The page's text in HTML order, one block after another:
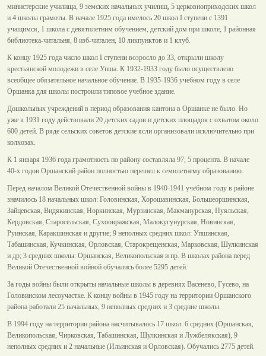
министерские училища, 9 земских начальных училищ, 5 церковноприходских школ
и 4 школы грамоты. В начале 1925 года имелось 20 школ I ступени с 1391
учащимся, 1 школа с девятилетним обучением, детский дом при школе, 1 районная
библиотека-читальня, 8 изб-читален, 10 ликпунктов и 1 клуб.
К концу 1925 года число школ I ступени возросло до 33, открыли школу
крестьянской молодежи в селе Упша. К 1932-1933 году было осуществлено
всеобщее обязательное начальное обучение. В 1935-1936 учебном году в селе
Оршанка для школы построили типовое учебное здание.
Дошкольных учреждений в период образования кантона в Оршанке не было. Но
уже в 1931 году действовали 20 детских садов и детских площадок с охватом около
600 детей. В ряде сельских советов детские ясли организовали исключительно при
колхозах.
К 1 января 1936 года грамотность по району составляла 97, 5 процента. В начале
40-х годов Оршанский район полностью перешел к семилетнему образованию.
Перед началом Великой Отечественной войны в 1940-1941 учебном году в районе
значилось 18 начальных школ: Головинская, Хорошавинская, Большеоршинская,
Зайцевская, Видякинская, Норкинская, Мурзинская, Макманурская, Пуяльская,
Кердовская, Старосельская, Сухоовражская, Малокугунурская, Новинская,
Руинская, Каракшинская и другие; 9 неполных средних школ: Упшинская,
Табашинская, Кучкинская, Орловская, Старокрещенская, Марковская, Шулкинская
и др; 3 средних школы: Оршанская, Великопольская и пр. В школах района перед
Великой Отечественной войной обучались более 5295 детей.
За годы войны были открыты начальные школы в деревнях Васенево, Гусево, на
Головинском лесоучастке. К концу войны в 1945 году на территории Оршанского
района работали 25 начальных, 9 неполных средних и 3 средние школы.
В 1994 году на территории района насчитывалось 17 школ: 6 средних (Оршанская,
Великопольская, Чирковская, Табашинская, Шулкинская и Лужбелякская), 9
неполных средних и 2 начальные (Ильинская и Орловская). Обучались 2775 детей.